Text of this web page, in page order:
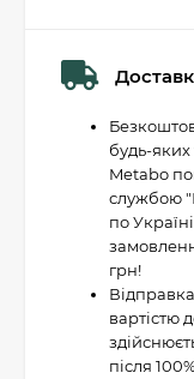
будь-яких
Metabo
службою
по
грн!
вартістю
після